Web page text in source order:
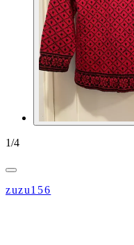
1/4
zuzu156